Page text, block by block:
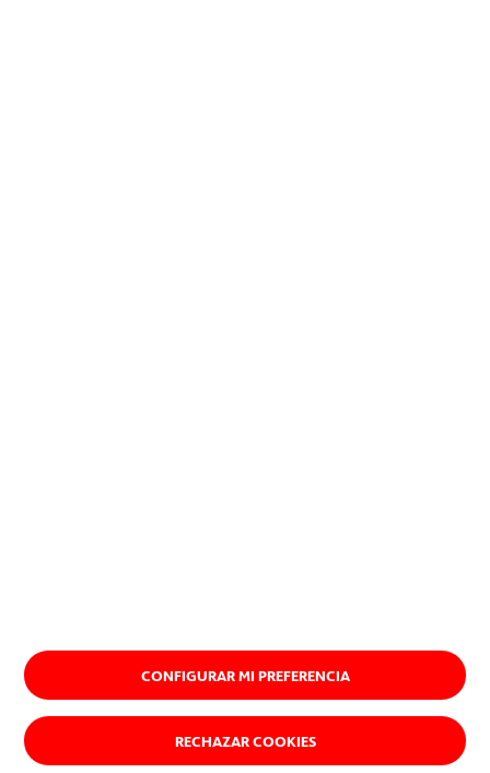
CONFIGURAR MI PREFERENCIA
RECHAZAR COOKIES